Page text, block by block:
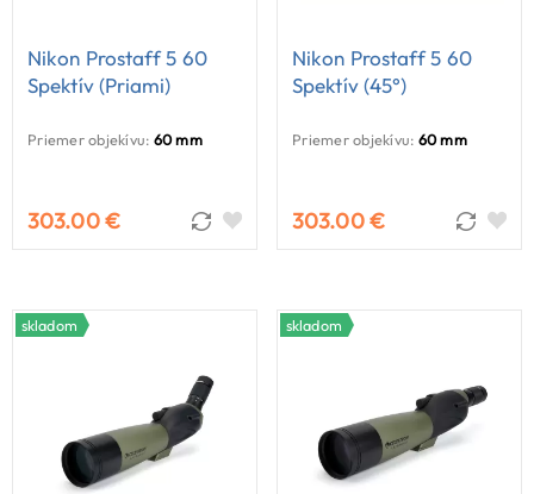
Nikon Prostaff 5 60
Spektív (priami)
Priemer objekívu: 60 mm
303.00 €
Nikon Prostaff 5 60
Spektív (45°)
Priemer objekívu: 60 mm
303.00 €
skladom skladom